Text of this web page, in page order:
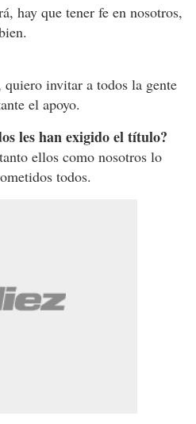
hay que tener fe en nosotros,
invitar a todos la gente
el apoyo.
les han exigido el título?
ellos como nosotros lo
todos.